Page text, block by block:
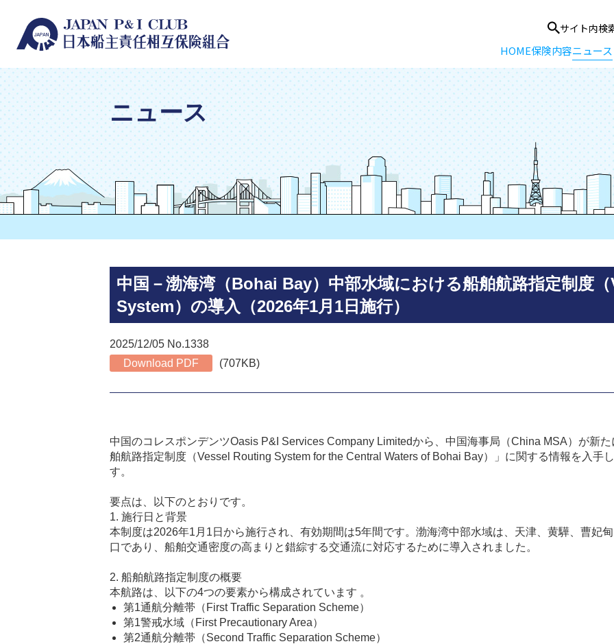
サイト内検
HOME保険内容ニュース
ニュース
中国－渤海湾（Bohai Bay）中部水域における船舶航路指定制度
System）の導入（2026年1月1日施行）
2025/12/05 No.1338
Download PDF
(707KB)
中国のコレスポンデンツOasis P&I Services Company Limitedから、中国海事局（China MSA）が新
舶航路指定制度（Vessel Routing System for the Central Waters of Bohai Bay）」に関する情報を入手
す。
要点は、以下のとおりです。
1. 施行日と背景
本制度は2026年1月1日から施行され、有効期間は5年間です。渤海湾中部水域は、天津、黄驊、曹妃
口であり、船舶交通密度の高まりと錯綜する交通流に対応するために導入されました。
2. 船舶航路指定制度の概要
本航路は、以下の4つの要素から構成されています 。
第1通航分離帯（First Traffic Separation Scheme）
第1警戒水域（First Precautionary Area）
第2通航分離帯（Second Traffic Separation Scheme）